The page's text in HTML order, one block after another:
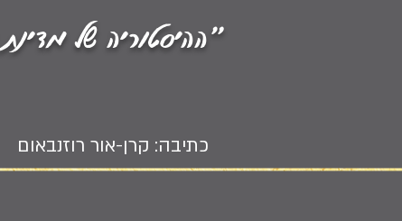
"ההיסטוריה של
כתיבה: קרן-אור רוזנבאום